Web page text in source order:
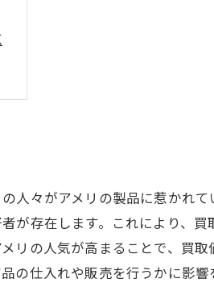
人々がアメリの製品に惹かれて
が存在します。これにより、買
リの人気が高まることで、買取
仕入れや販売を行うかに影響